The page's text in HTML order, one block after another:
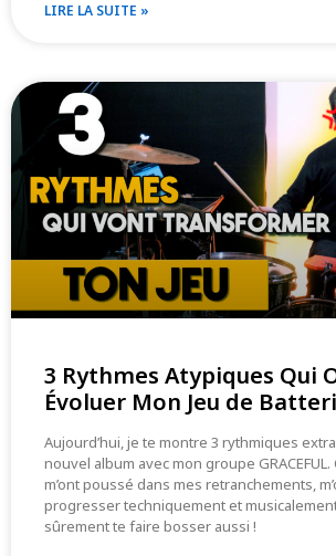
LIRE LA SUITE »
3 Rythmes Atypiques Qui
Évoluer Mon Jeu de
Aujourd’hui, je te montre 3 rythmiques
nouvel album avec mon groupe
m’ont poussé dans mes retranchements,
progresser techniquement et
sûrement te faire bosser aussi !